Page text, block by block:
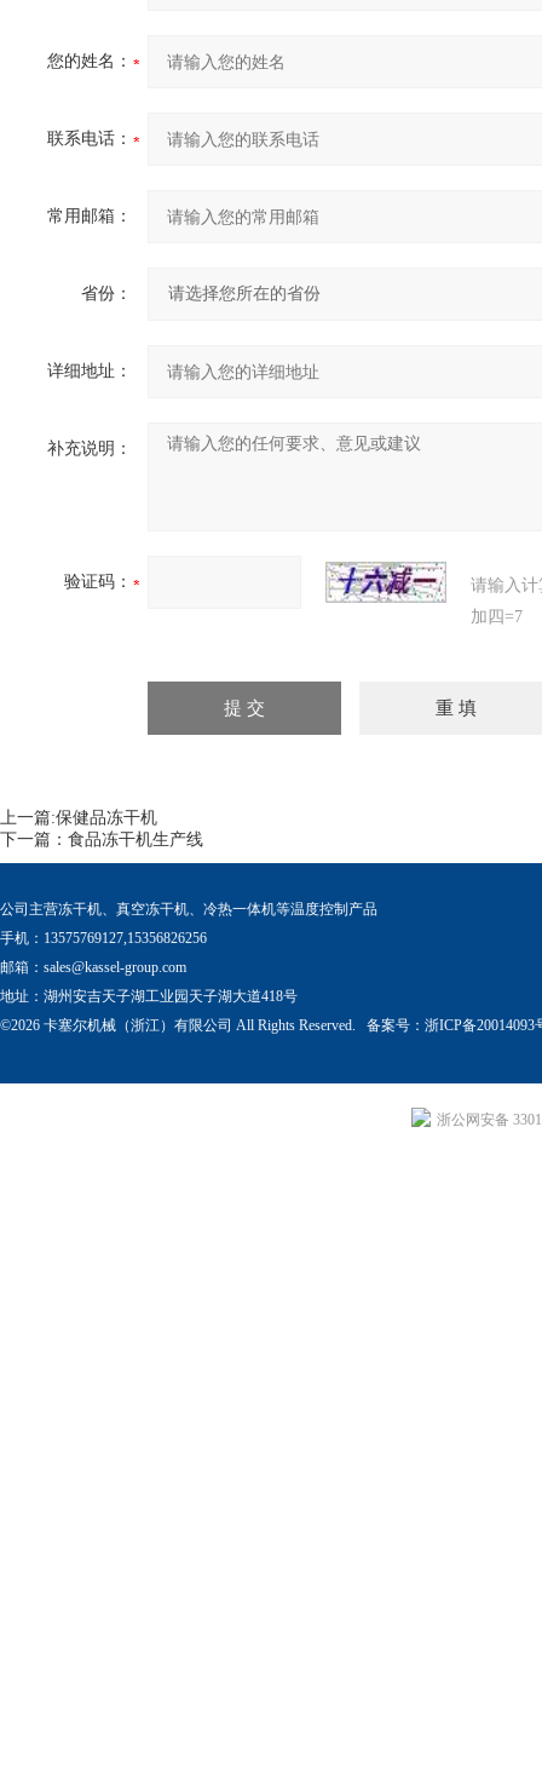
您的姓名：
联系电话：
常用邮箱：
省份：
详细地址：
补充说明：
验证码：
请输入
加四=7
上一篇:保健品冻干机
下一篇： 食品冻干机生产线
公司主营冻干机、真空冻干机、冷热一体机等温度控制产品
手机：13575769127,15356826256
邮箱： sales@kassel-group.com
地址：湖州安吉天子湖工业园天子湖大道418号
©2026 卡塞尔机械（浙江）有限公司 All Rights Reserved. 备案号： 浙ICP备20014093
浙公网安备